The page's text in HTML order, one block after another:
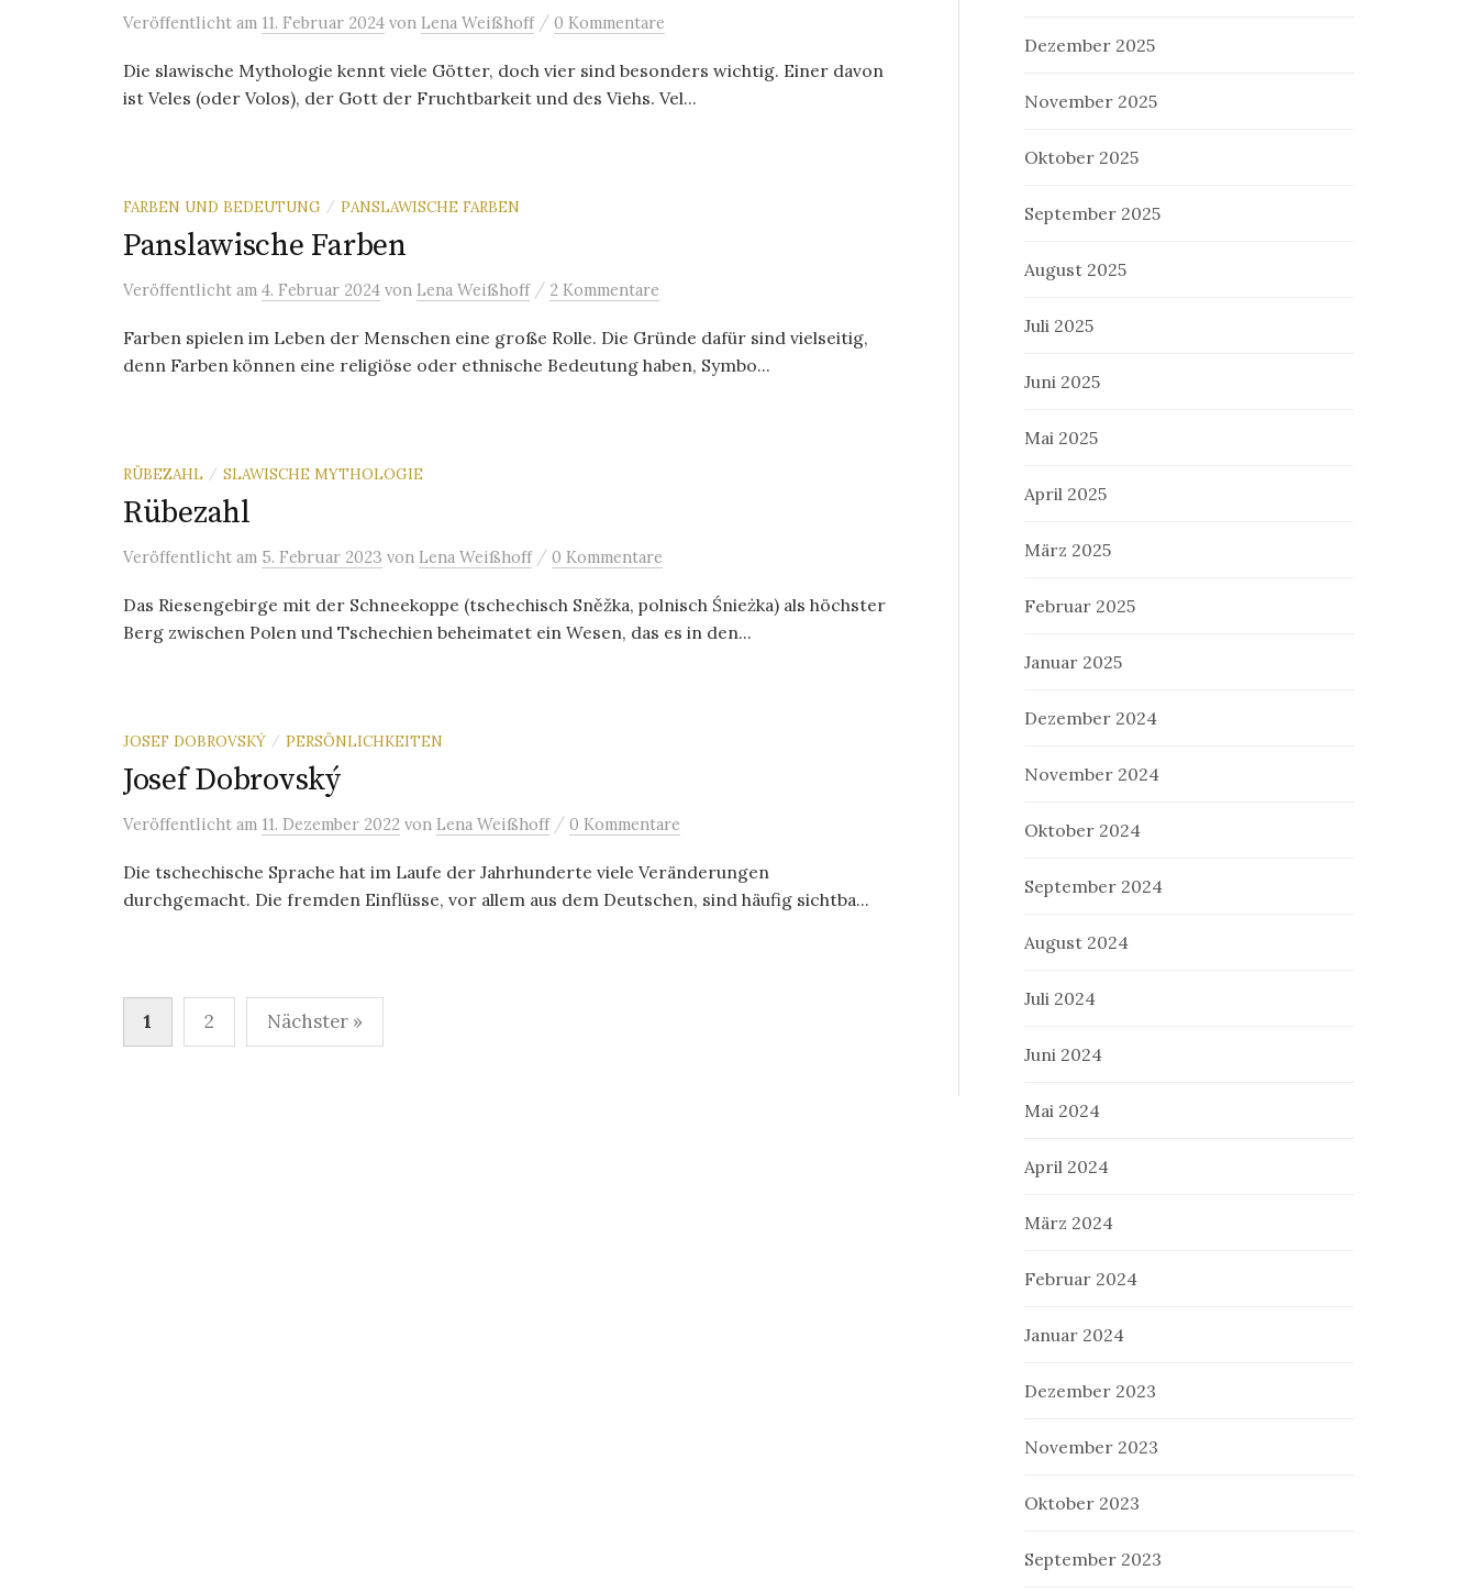
Veröffentlicht am 11. Februar 2024 von Lena Weißhoff / 0 Kommentare
Die slawische Mythologie kennt viele Götter, doch vier sind besonders wichtig. Einer davon
ist Veles (oder Volos), der Gott der Fruchtbarkeit und des Viehs. Vel...
FARBEN UND BEDEUTUNG / PANSLAWISCHE FARBEN
Panslawische Farben
Veröffentlicht am 4. Februar 2024 von Lena Weißhoff / 2 Kommentare
Farben spielen im Leben der Menschen eine große Rolle. Die Gründe dafür sind vielseitig,
denn Farben können eine religiöse oder ethnische Bedeutung haben, Symbo...
RÜBEZAHL / SLAWISCHE MYTHOLOGIE
Rübezahl
Veröffentlicht am 5. Februar 2023 von Lena Weißhoff / 0 Kommentare
Das Riesengebirge mit der Schneekoppe (tschechisch Sněžka, polnisch Śnieżka) als höchster
Berg zwischen Polen und Tschechien beheimatet ein Wesen, das es in den...
JOSEF DOBROVSKÝ / PERSÖNLICHKEITEN
Josef Dobrovský
Veröffentlicht am 11. Dezember 2022 von Lena Weißhoff / 0 Kommentare
Die tschechische Sprache hat im Laufe der Jahrhunderte viele Veränderungen
durchgemacht. Die fremden Einflüsse, vor allem aus dem Deutschen, sind häufig sichtba...
Seitennummerierung
1 2 Nächster »
Dezember 2025
November 2025
Oktober 2025
September 2025
August 2025
Juli 2025
Juni 2025
Mai 2025
April 2025
März 2025
Februar 2025
Januar 2025
Dezember 2024
November 2024
Oktober 2024
September 2024
August 2024
Juli 2024
Juni 2024
Mai 2024
April 2024
März 2024
Februar 2024
Januar 2024
Dezember 2023
November 2023
Oktober 2023
September 2023